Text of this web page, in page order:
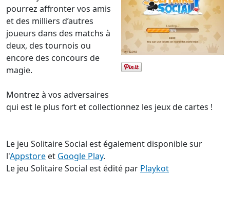
pourrez affronter vos amis
et des milliers d’autres
joueurs dans des matchs à
deux, des tournois ou
encore des concours de
magie.
Montrez à vos adversaires
qui est le plus fort et collectionnez les jeux de cartes !
Le jeu Solitaire Social est également disponible sur
l'Appstore et Google Play.
Le jeu Solitaire Social est édité par Playkot